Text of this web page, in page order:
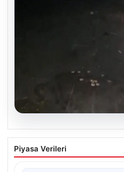
04.08.2026
Sahilde Yönünü
Caretta, Vatandaşların
Piyasa Verileri